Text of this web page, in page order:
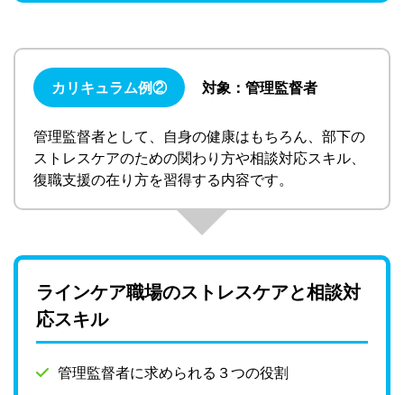
カリキュラム例② 対象：管理監督者
管理監督者として、自身の健康はもちろん、部下の
ストレスケアのための関わり方や相談対応スキル、
復職支援の在り方を習得する内容です。
ラインケア職場のストレスケアと相談対
応スキル
管理監督者に求められる３つの役割